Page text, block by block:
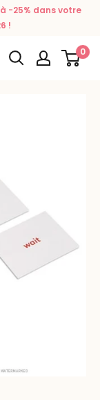
-25% dans votre
!
0